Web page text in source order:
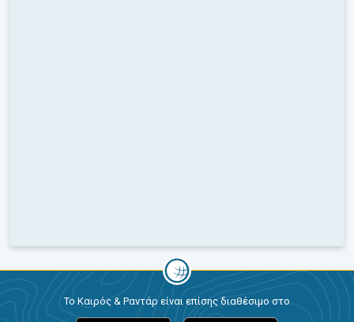
Το Καιρός & Ραντάρ είναι επίσης διαθέσιμο στο